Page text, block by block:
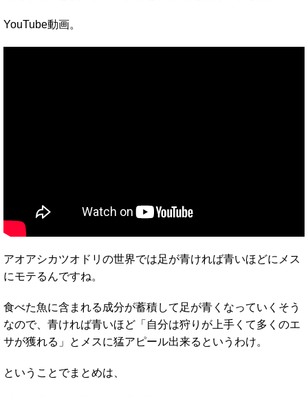
YouTube動画。
アオアシカツオドリの世界では足が青ければ青いほどにメス
にモテるんですね。
食べた魚に含まれる成分が蓄積して足が青くなっていくそう
なので、青ければ青いほど「自分は狩りが上手くて多くのエ
サが獲れる」とメスに猛アピール出来るというわけ。
ということでまとめは、